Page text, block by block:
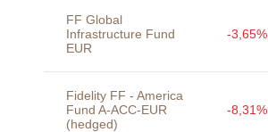
FF Global
Infrastructure Fund
EUR
-3,65%
Fidelity FF - America
Fund A-ACC-EUR
(hedged)
-8,31%